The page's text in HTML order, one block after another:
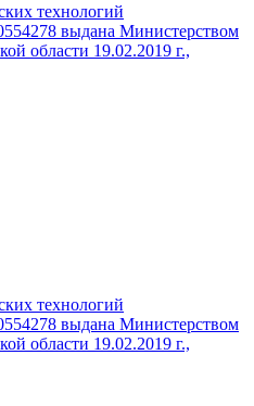
технологий
выдана Министерством
области 19.02.2019 г.,
технологий
выдана Министерством
области 19.02.2019 г.,